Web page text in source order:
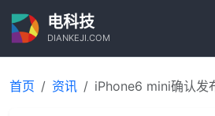
电科技
DIANKEJI.COM
首页 资讯 iPhone6 mini确认发